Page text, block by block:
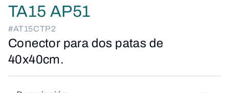
TA15 AP51
#AT15CTP2
Conector para dos patas de
40x40cm.